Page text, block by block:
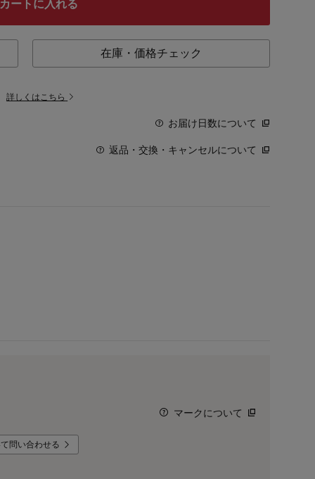
カートに入れる
在庫・価格チェック
詳しくはこちら
お届け日数について
返品・交換・キャンセルについて
マークについて
問い合わせる